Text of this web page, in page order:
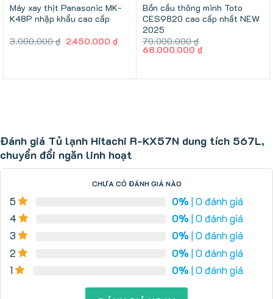
Máy xay thịt Panasonic MK-
K48P nhập khẩu cao cấp
3.000.000₫ Giá
2.450.000₫
Bồn cầu thông minh Toto
CES9820 cao cấp nhất NEW
2025
70.000.000₫
Giá
68.000.000₫Giá
68.000.000 ₫.
Đánh giá Tủ lạnh Hitachi R-KX57N dung tích 567L,
chuyển đổi ngăn linh hoạt
CHƯA CÓ ĐÁNH GIÁ NÀO
5 0% | 0 đánh giá
4
0% | 0 đánh giá
3
0% | 0 đánh giá
2
0% | 0 đánh giá
1
0% | 0 đánh giá